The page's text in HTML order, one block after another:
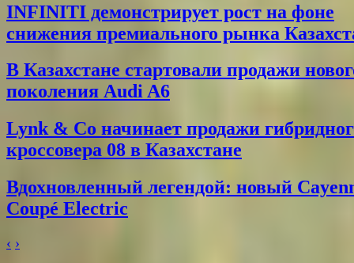
INFINITI демонстрирует рост на фоне
снижения премиального рынка
В Казахстане стартовали продажи
поколения Audi A6
Lynk & Co начинает продажи
кроссовера 08 в Казахстане
Вдохновленный легендой: новый
Coupé Electric
‹ ›